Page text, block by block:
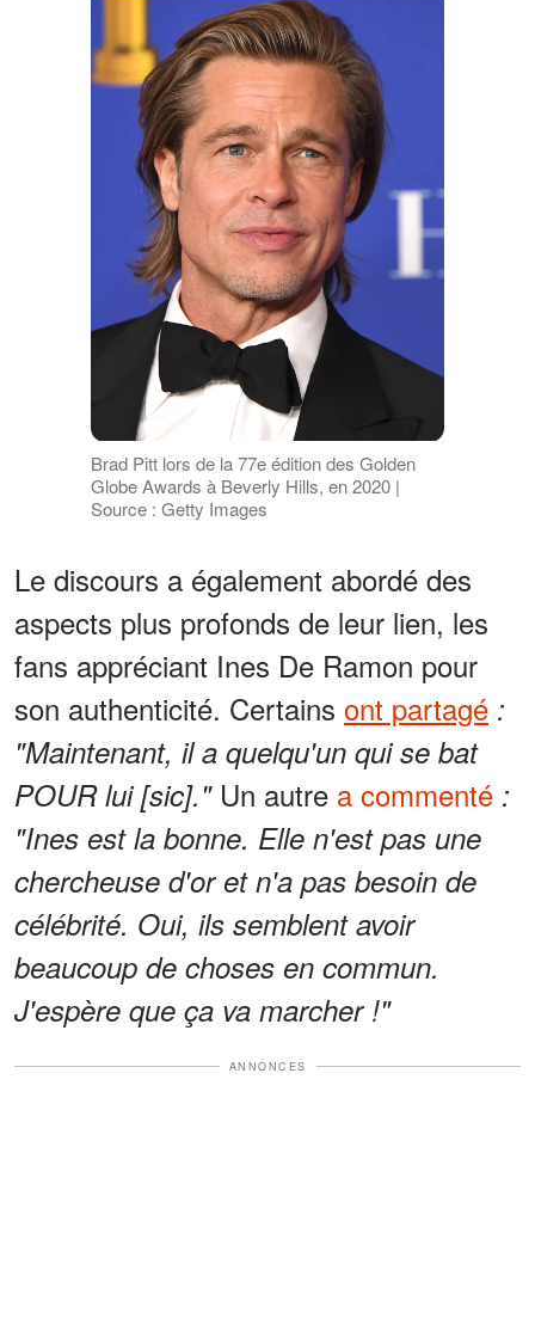
Brad Pitt lors de la 77e édition des Golden
Globe Awards à Beverly Hills, en 2020 |
Source : Getty Images
Le discours a également abordé des
aspects plus profonds de leur lien, les
fans appréciant Ines De Ramon pour
son authenticité. Certains ont partagé :
"Maintenant, il a quelqu'un qui se bat
POUR lui [sic]." Un autre a commenté :
"Ines est la bonne. Elle n'est pas une
chercheuse d'or et n'a pas besoin de
célébrité. Oui, ils semblent avoir
beaucoup de choses en commun.
J'espère que ça va marcher !"
ANNONCES